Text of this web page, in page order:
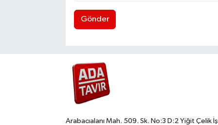
Gönder
Arabacıalanı Mah. 509. Sk. No:3 D:2 Yiğit Çelik İş